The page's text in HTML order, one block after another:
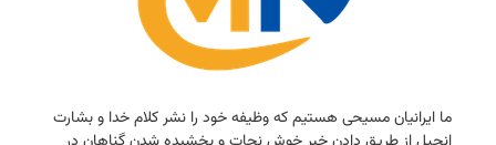
ما ایرانیان مسیحی هستیم كه وظیفه خود را نشر كلام خدا و بشارت